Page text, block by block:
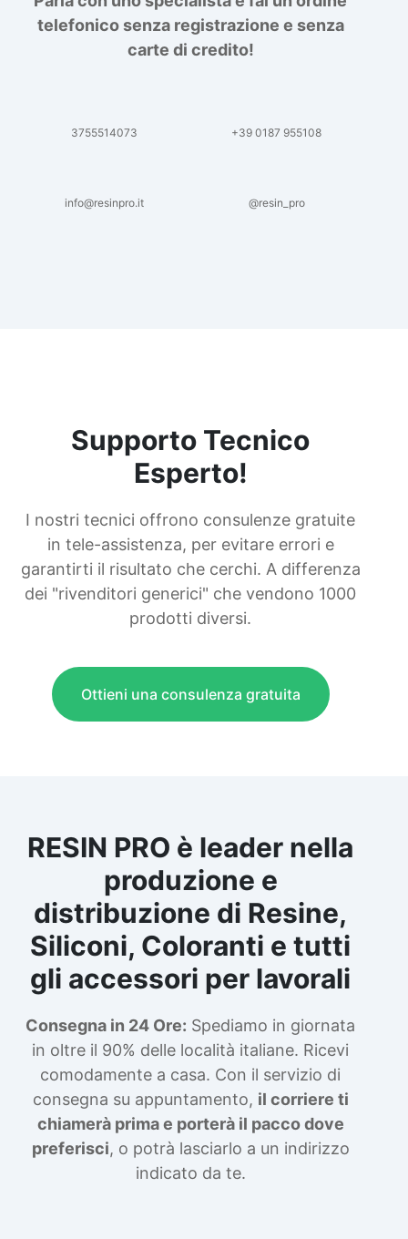
telefonico senza registrazione e senza
carte di credito!
3755514073 +39 0187 955108
info@resinpro.it @resin_pro
Supporto Tecnico
Esperto!
I nostri tecnici offrono consulenze gratuite
in tele-assistenza, per evitare errori e
garantirti il risultato che cerchi. A differenza
dei "rivenditori generici" che vendono 1000
prodotti diversi.
Ottieni una consulenza gratuita
RESIN PRO è leader nella
produzione e
distribuzione di Resine,
Siliconi, Coloranti e tutti
gli accessori per lavorali
Consegna in 24 Ore: Spediamo in giornata
in oltre il 90% delle località italiane. Ricevi
comodamente a casa. Con il servizio di
consegna su appuntamento, il corriere ti
chiamerà prima e porterà il pacco dove
preferisci, o potrà lasciarlo a un indirizzo
indicato da te.